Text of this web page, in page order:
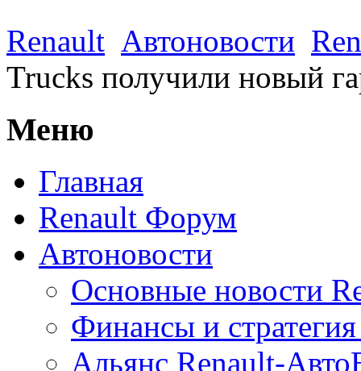
Renault Автоновости
Trucks получили новый
Меню
Главная
Renault Форум
Автоновости
Основные новости
Финансы и
Альянс Renault-